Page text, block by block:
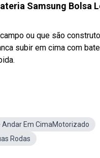
Samsung Bolsa
ou que são
subir em cima com
Andar Em CimaMotorizado
Rodas